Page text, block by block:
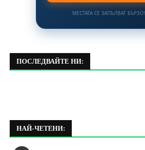
МЕСТАТА СЕ ЗАПЪЛВАТ БЪРЗО!
ПОСЛЕДВАЙТЕ НИ:
НАЙ-ЧЕТЕНИ: